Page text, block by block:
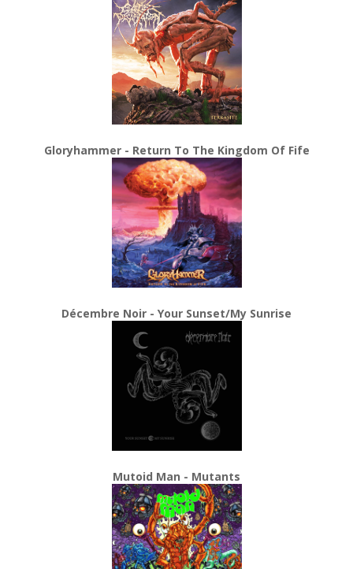
Gloryhammer - Return To The Kingdom Of Fife
Décembre Noir - Your Sunset/My Sunrise
Mutoid Man - Mutants